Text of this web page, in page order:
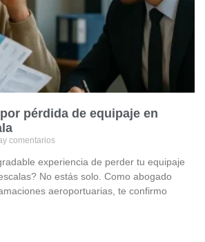
pérdida de equipaje en
comentarios
experiencia de perder tu equipaje
No estás solo. Como abogado
aeroportuarias, te confirmo